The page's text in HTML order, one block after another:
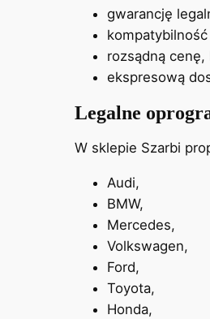
gwarancję
rozsądną
ekspresową
Legalne
W sklepie Szarbi
Audi,
BMW,
Mercedes,
Volkswagen,
Ford,
Toyota,
Honda,